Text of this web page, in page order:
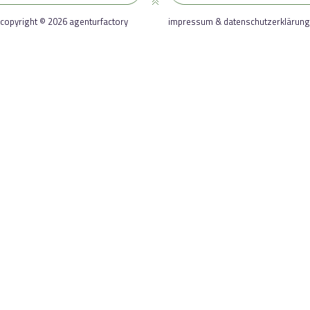
copyright © 2026 agenturfactory impressum & datenschutzerklärung